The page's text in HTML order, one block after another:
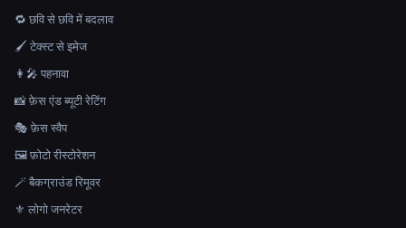
🔁 छवि से छवि में बदलाव
🖌️ टेक्स्ट से इमेज
👩‍🎤 पहनावा
📸 फ़ेस एंड ब्यूटी रेटिंग
🎭 फ़ेस स्वैप
🖼️ फ़ोटो रीस्टोरेशन
🪄 बैकग्राउंड रिमूवर
⚜️ लोगो जनरेटर